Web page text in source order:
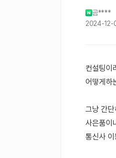
곰****
2024-12-
컨설팅이
어떻게하
그냥 간
사은품이
통신사